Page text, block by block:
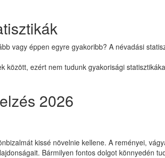
vagy éppen egyre gyakoribb? A névadási
között, ezért nem tudunk gyakorisági
2026
kissé növelnie kellene. A reményei,
Bármilyen fontos dolgot könnyedén